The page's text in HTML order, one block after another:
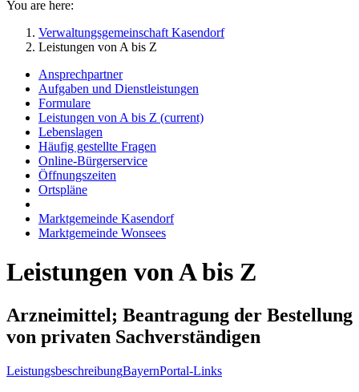
You are here:
Verwaltungsgemeinschaft Kasendorf
Leistungen von A bis Z
Ansprechpartner
Aufgaben und Dienstleistungen
Formulare
Leistungen von A bis Z (current)
Lebenslagen
Häufig gestellte Fragen
Online-Bürgerservice
Öffnungszeiten
Ortspläne
Marktgemeinde Kasendorf
Marktgemeinde Wonsees
Leistungen von A bis Z
Arzneimittel; Beantragung der Bestellung
von privaten Sachverständigen
LeistungsbeschreibungBayernPortal-Links